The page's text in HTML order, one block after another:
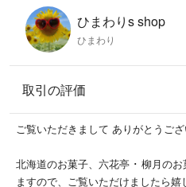
ひまわりs shop
ひまわり
取引の評価
ご覧いただきまして ありがとうご
北海道のお菓子、六花亭 ･ 柳月の
ますので、ご覧いただけましたら嬉